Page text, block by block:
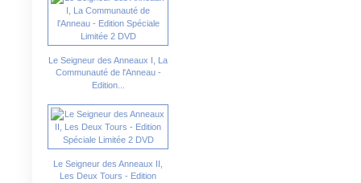
Le Seigneur des Anneaux I, La
Communauté de l'Anneau -
Edition...
Le Seigneur des Anneaux II,
Les Deux Tours - Edition